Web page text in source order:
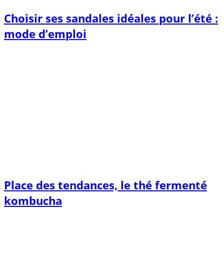
Choisir ses sandales idéales pour l’été :
mode d’emploi
Place des tendances, le thé fermenté
kombucha